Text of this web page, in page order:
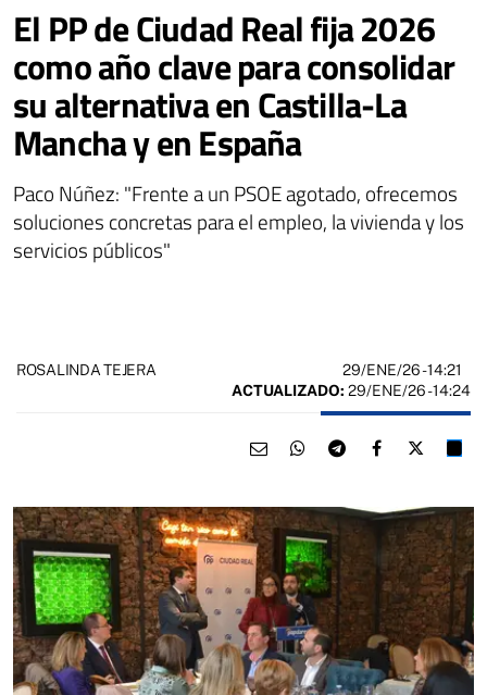
El PP de Ciudad Real fija 2026
como año clave para consolidar
su alternativa en Castilla-La
Mancha y en España
Paco Núñez: "Frente a un PSOE agotado, ofrecemos
soluciones concretas para el empleo, la vivienda y los
servicios públicos"
ROSALINDA TEJERA 29/ENE/26- 14:21
ACTUALIZADO: 29/ENE/26 - 14:24